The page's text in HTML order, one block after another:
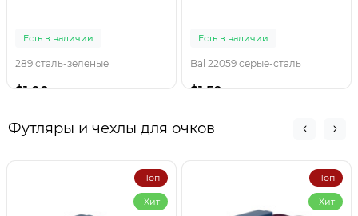
Есть в наличии
289 сталь-зеленые
$1.00
Есть в наличии
Bal 22059 серые-сталь
$1.50
Футляры и чехлы для очков
Топ
Хит
Топ
Хит